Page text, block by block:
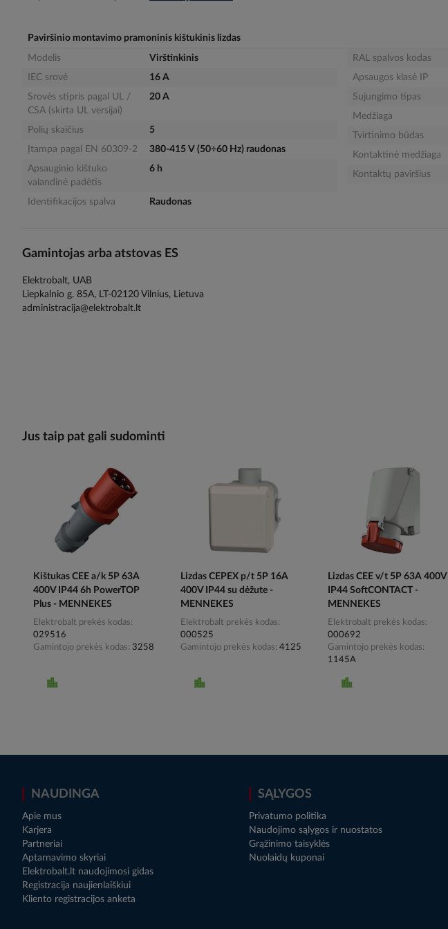
Paviršinio montavimo pramoninis kištukinis lizdas
Modelis
Virštinkinis
IEC srovė
16 A
Srovės stipris pagal UL /
CSA (skirta UL versijai)
20 A
Polių skaičius
5
Įtampa pagal EN 60309-2
380-415 V (50÷60 Hz) raudonas
Apsauginio kištuko
valandinė padėtis
6 h
Identifikacijos spalva Raudonas
RAL spalvos kodas
Apsaugos klasė IP
Sujungimo tipas
Medžiaga
Tvirtinimo būdas
Kontaktinė medžiaga
Kontaktų paviršius
Gamintojas arba atstovas ES
Elektrobalt, UAB
Liepkalnio g. 85A, LT-02120 Vilnius, Lietuva
administracija@elektrobalt.lt
Jus taip pat gali sudominti
Kištukas CEE a/k 5P 63A
400V IP44 6h PowerTOP
Plus - MENNEKES
Elektrobalt prekės kodas
029516
Gamintojo prekės kodas
3258
Lizdas CEPEX p/t 5P 16A
400V IP44 su dėžute -
MENNEKES
Elektrobalt prekės kodas
000525
Gamintojo prekės kodas 4125
Lizdas CEE v/t 5P 63A 400V
IP44 SoftCONTACT -
MENNEKES
Elektrobalt prekės kodas
000692
Gamintojo prekės kodas
1145A
NAUDINGA
Apie mus
Karjera
Partneriai
Aptarnavimo skyriai
Elektrobalt.lt naudojimosi gidas
Registracija naujienlaiškiui
Kliento registracijos anketa
SĄLYGOS
Privatumo politika
Naudojimo sąlygos ir nuostatos
Grąžinimo taisyklės
Nuolaidų kuponai